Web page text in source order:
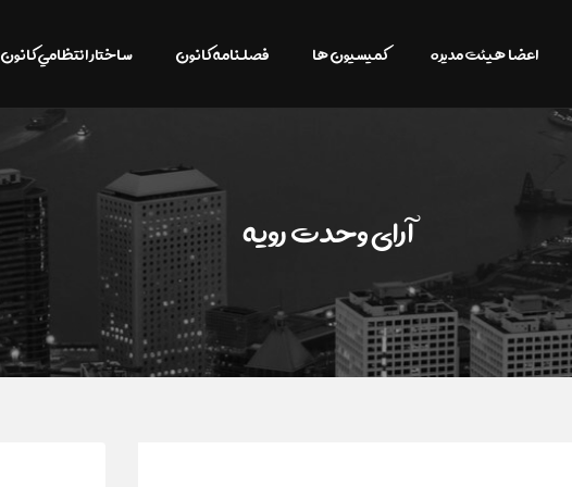
اعضا هیئت مدیره کمیسیون ها فصلنامه کانون ساختار انتظامي كانون
آرای وحدت رویه